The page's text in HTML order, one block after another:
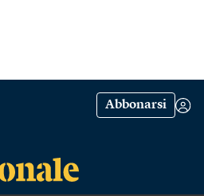
Abbonarsi